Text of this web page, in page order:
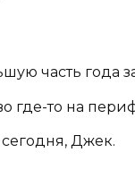
часть года
где-то на
Джек.